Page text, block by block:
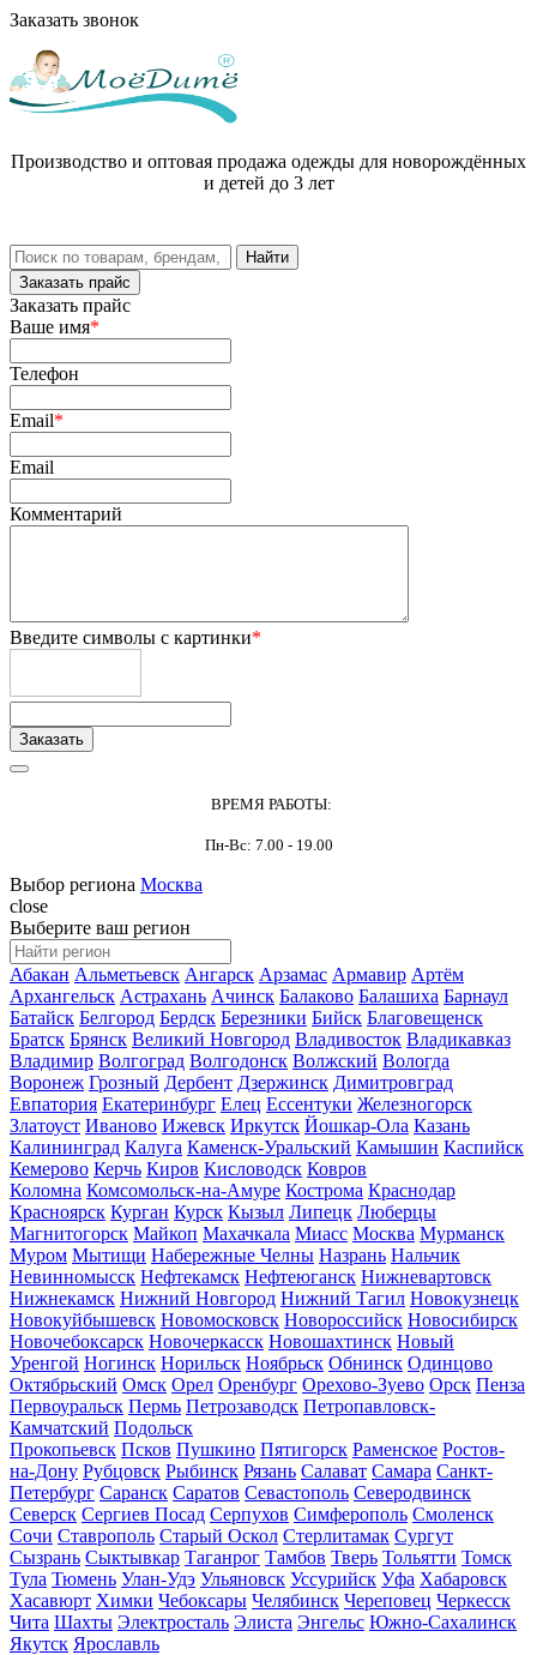
Заказать звонок
Производство и оптовая продажа одежды для новорождённых
и детей до 3 лет
Заказать прайс
Заказать прайс
Ваше имя*
Телефон
Email*
Email
Комментарий
Введите символы с картинки*
ВРЕМЯ РАБОТЫ:
Пн-Вс: 7.00 - 19.00
Выбор региона Москва
close
Выберите ваш регион
Абакан Альметьевск Ангарск Арзамас Армавир Артём
Архангельск Астрахань Ачинск Балаково Балашиха Барнаул
Батайск Белгород Бердск Березники Бийск Благовещенск
Братск Брянск Великий Новгород Владивосток Владикавказ
Владимир Волгоград Волгодонск Волжский Вологда
Воронеж Грозный Дербент Дзержинск Димитровград
Евпатория Екатеринбург Елец Ессентуки Железногорск
Златоуст Иваново Ижевск Иркутск Йошкар-Ола Казань
Калининград Калуга Каменск-Уральский Камышин Каспийск
Кемерово Керчь Киров Кисловодск Ковров
Коломна Комсомольск-на-Амуре Кострома Краснодар
Красноярск Курган Курск Кызыл Липецк Люберцы
Магнитогорск Майкоп Махачкала Миасс Москва Мурманск
Муром Мытищи Набережные Челны Назрань Нальчик
Невинномысск Нефтекамск Нефтеюганск Нижневартовск
Нижнекамск Нижний Новгород Нижний Тагил Новокузнецк
Новокуйбышевск Новомосковск Новороссийск Новосибирск
Новочебоксарск Новочеркасск Новошахтинск Новый
Уренгой Ногинск Норильск Ноябрьск Обнинск Одинцово
Октябрьский Омск Орел Оренбург Орехово-Зуево Орск Пенза
Первоуральск Пермь Петрозаводск Петропавловск-
Камчатский Подольск
Прокопьевск Псков Пушкино Пятигорск Раменское Ростов-
на-Дону Рубцовск Рыбинск Рязань Салават Самара Санкт-
Петербург Саранск Саратов Севастополь Северодвинск
Северск Сергиев Посад Серпухов Симферополь Смоленск
Сочи Ставрополь Старый Оскол Стерлитамак Сургут
Сызрань Сыктывкар Таганрог Тамбов Тверь Тольятти Томск
Тула Тюмень Улан-Удэ Ульяновск Уссурийск Уфа Хабаровск
Хасавюрт Химки Чебоксары Челябинск Череповец Черкесск
Чита Шахты Электросталь Элиста Энгельс Южно-Сахалинск
Якутск Ярославль